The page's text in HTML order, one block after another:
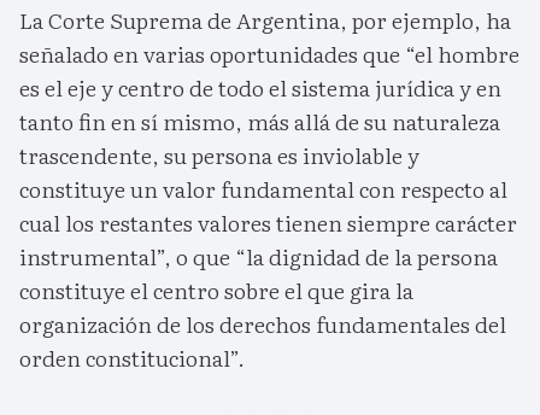
La Corte Suprema de Argentina, por ejemplo, ha
señalado en varias oportunidades que “el hombre
es el eje y centro de todo el sistema jurídica y en
tanto fin en sí mismo, más allá de su naturaleza
trascendente, su persona es inviolable y
constituye un valor fundamental con respecto al
cual los restantes valores tienen siempre carácter
instrumental”, o que “la dignidad de la persona
constituye el centro sobre el que gira la
organización de los derechos fundamentales del
orden constitucional”.